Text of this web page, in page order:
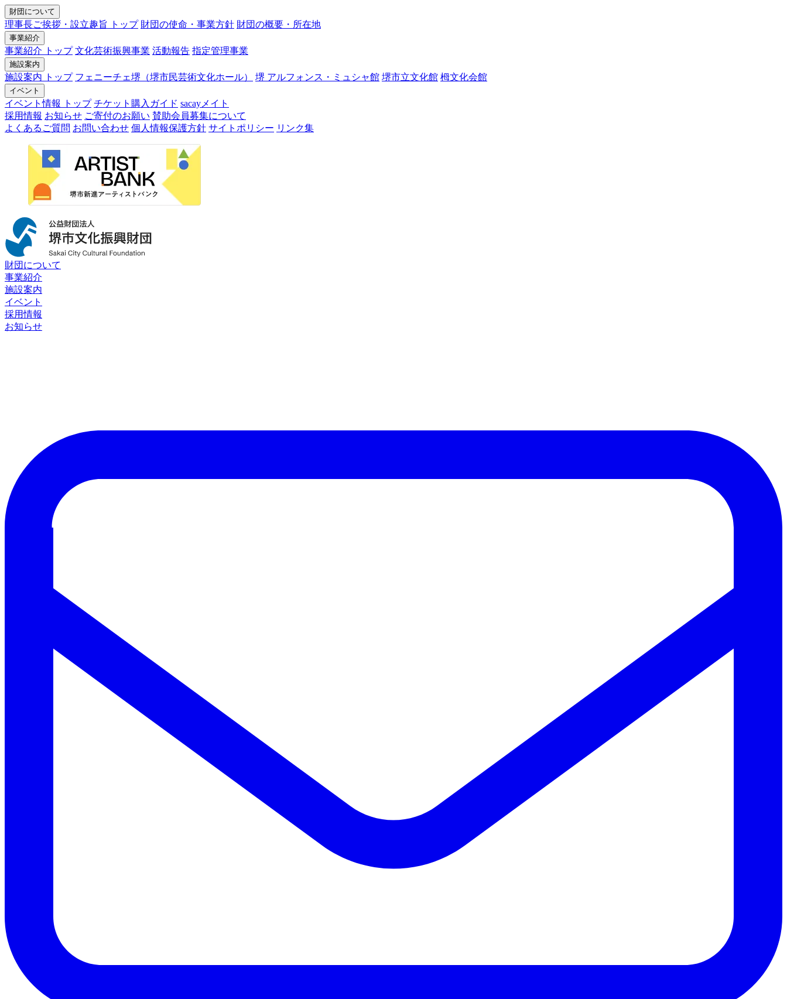
財団について
理事長ご挨拶・設立趣旨 トップ 財団の使命・事業方針 財団の概要・所在地
事業紹介
事業紹介 トップ 文化芸術振興事業 活動報告 指定管理事業
施設案内
施設案内 トップ フェニーチェ堺（堺市民芸術文化ホール） 堺 アルフォンス・ミュシャ館 堺市立文化館 栂文化会館
イベント
イベント情報 トップ チケット購入ガイド sacayメイト
採用情報 お知らせ ご寄付のお願い 賛助会員募集について
よくあるご質問 お問い合わせ 個人情報保護方針 サイトポリシー リンク集
財団について
事業紹介
施設案内
イベント
採用情報
お知らせ